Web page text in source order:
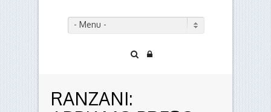
- Menu -
RANZANI: